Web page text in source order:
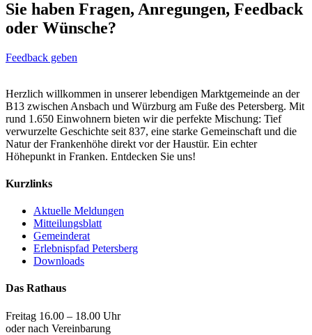
Sie haben Fragen, Anregungen, Feedback
oder Wünsche?
Feedback geben
Herzlich willkommen in unserer lebendigen Marktgemeinde an der
B13 zwischen Ansbach und Würzburg am Fuße des Petersberg. Mit
rund 1.650 Einwohnern bieten wir die perfekte Mischung: Tief
verwurzelte Geschichte seit 837, eine starke Gemeinschaft und die
Natur der Frankenhöhe direkt vor der Haustür. Ein echter
Höhepunkt in Franken. Entdecken Sie uns!
Kurzlinks
Aktuelle Meldungen
Mitteilungsblatt
Gemeinderat
Erlebnispfad Petersberg
Downloads
Das Rathaus
Freitag 16.00 – 18.00 Uhr
oder nach Vereinbarung